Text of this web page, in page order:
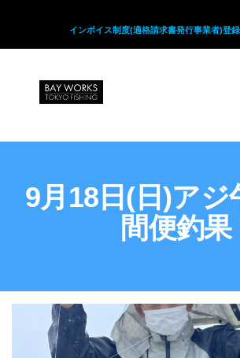
インボイス制度(適格請求書発行事業者)登
9月18日(日)アジ
間便釣果